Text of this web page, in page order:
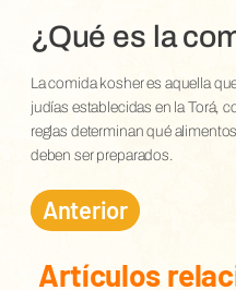
¿Qué es la
La comida kosher es aquella
judías establecidas en la Torá,
reglas determinan qué
deben ser preparados.
Anterior
Artículos